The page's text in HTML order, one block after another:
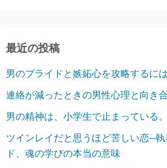
最近の投稿
男のプライドと嫉妬心を攻略するに
連絡が減ったときの男性心理と向き
男の精神は、小学生で止まっている。
ツインレイだと思うほど苦しい恋─
ド、魂の学びの本当の意味